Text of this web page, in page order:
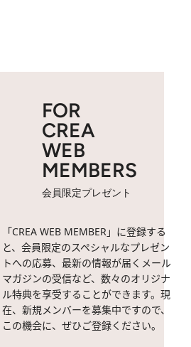
FOR
CREA
WEB
MEMBERS
会員限定プレゼント
「CREA WEB MEMBER」に登録する
と、会員限定のスペシャルなプレゼン
トへの応募、最新の情報が届くメール
マガジンの受信など、数々のオリジナ
ル特典を享受することができます。現
在、新規メンバーを募集中ですので、
この機会に、ぜひご登録ください。